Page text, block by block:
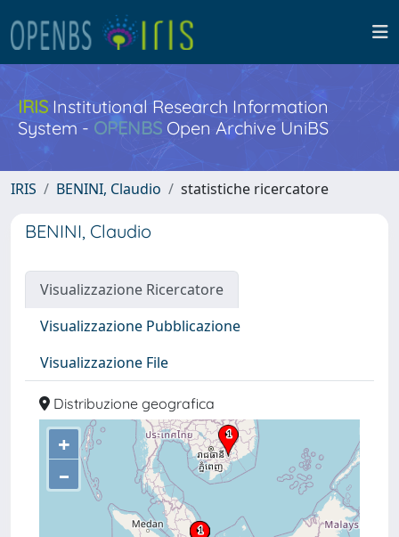
IRISInstitutional Research Information
System - OPENBS Open Archive UniBS
IRIS BENINI, Claudio statistiche ricercatore
BENINI, Claudio
Visualizzazione Ricercatore
Visualizzazione Pubblicazione
Visualizzazione File
Distribuzione geografica
+
–